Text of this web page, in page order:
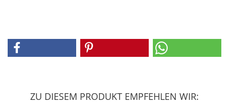
ZU DIESEM PRODUKT EMPFEHLEN WIR: